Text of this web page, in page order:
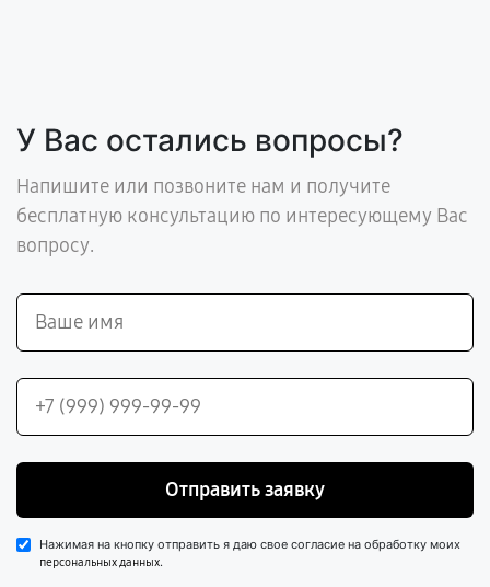
У Вас остались вопросы?
Напишите или позвоните нам и получите
бесплатную консультацию по интересующему Вас
вопросу.
Отправить заявку
Нажимая на кнопку отправить я даю свое согласие на обработку моих
персональных данных.